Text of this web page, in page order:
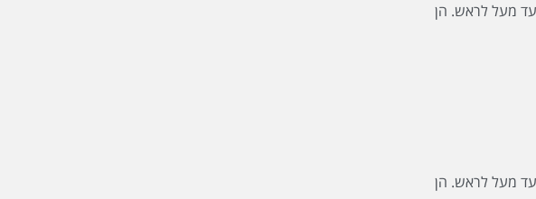
עד מעל לראש. הן
עד מעל לראש. הן